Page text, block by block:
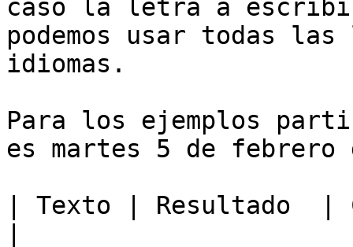
caso la letra a
podemos usar todas
idiomas.
Para los ejemplos
es martes 5 de febrero
| Texto | Resultado  |